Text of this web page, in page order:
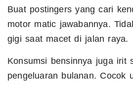
Buat postingers yang cari
motor matic jawabannya.
gigi saat macet di jalan raya.
Konsumsi bensinnya juga irit
pengeluaran bulanan. Cocok